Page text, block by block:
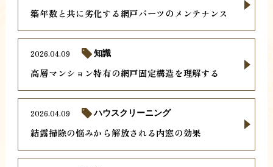
築年数と共に劣化する網戸パーツのメンテナンス
高層マンション特有の網戸固定構造を理解する
2026.04.09 知識
結露掃除の悩みから解放される内窓の効果
2026.04.09 ハウスクリーニング